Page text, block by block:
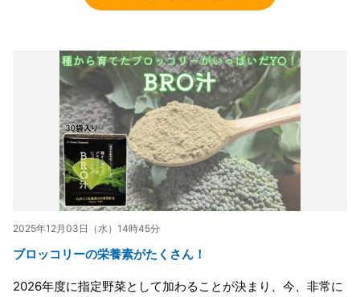
2025年12月03日（水）14時45分
ブロッコリーの栄養素がたくさん！
2026年度に指定野菜として加わることが決まり、今、非常に